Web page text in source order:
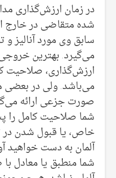
در زمان ارزش‌گذاری
شده متقاضی در خارج
سابق وی مورد آنالیز و
می‌گیرد. بهترین
می‌‌باشد. ولی‌ در بعضی‌
صورت جزعی‌ ارائه
شما صلاحیت کامل را
خاص، یا قبول شدن
آلمان به دست خواهید
شما منطبق یا معادل